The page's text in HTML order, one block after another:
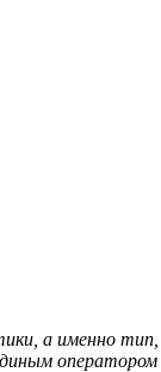
а именно тип,